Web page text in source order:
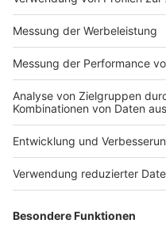
Impressum
Nutzungsbedingungen
Jobs
Presse
Werben
Archiv